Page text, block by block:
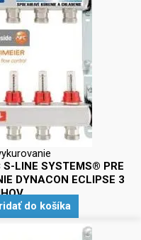
S-LINE SYSTEMS® PRE
DYNACON ECLIPSE 3
do košíka